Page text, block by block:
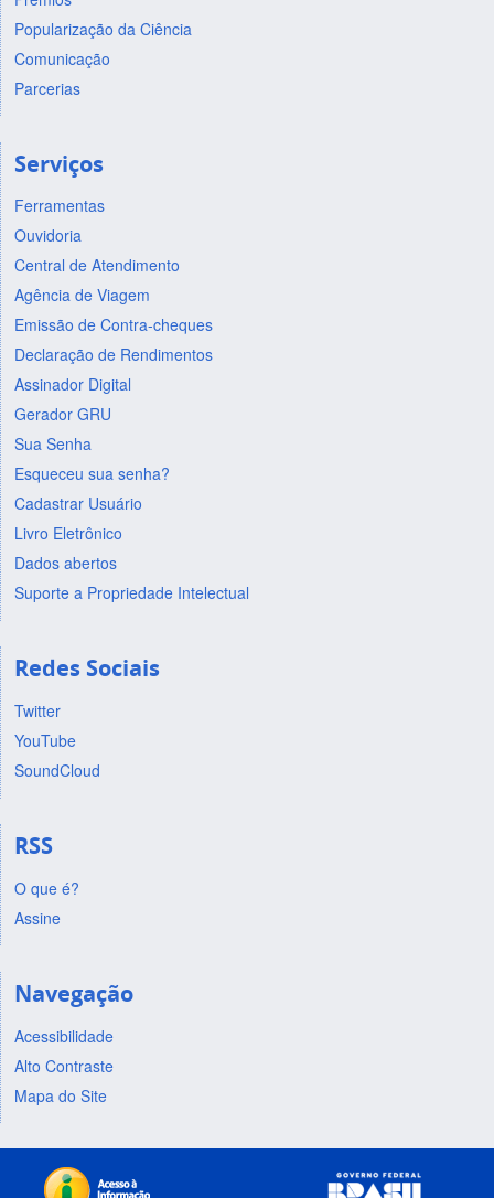
Popularização da Ciência
Comunicação
Parcerias
Serviços
Ferramentas
Ouvidoria
Central de Atendimento
Agência de Viagem
Emissão de Contra-cheques
Declaração de Rendimentos
Assinador Digital
Gerador GRU
Sua Senha
Esqueceu sua senha?
Cadastrar Usuário
Livro Eletrônico
Dados abertos
Suporte a Propriedade Intelectual
Redes Sociais
Twitter
YouTube
SoundCloud
RSS
O que é?
Assine
Navegação
Acessibilidade
Alto Contraste
Mapa do Site